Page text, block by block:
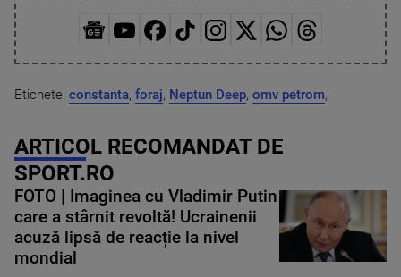
Etichete: constanta, foraj, Neptun Deep, omv petrom,
ARTICOL RECOMANDAT DE
SPORT.RO
FOTO | Imaginea cu Vladimir Putin
care a stârnit revoltă! Ucrainenii
acuză lipsă de reacție la nivel
mondial